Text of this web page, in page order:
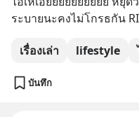
ระบายนะคงไม่โกรธกัน
เรื่องเล่า lifestyle
บันทึก